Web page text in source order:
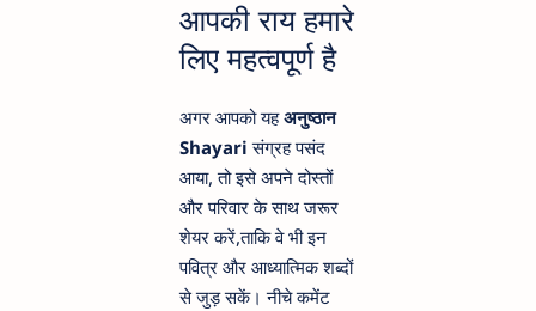
आपकी राय हमारे
लिए महत्वपूर्ण है
अगर आपको यहअनुष्ठान
Shayari संग्रह पसंद
आया, तो इसे अपने दोस्तों
और परिवार के साथ जरूर
शेयर करें,ताकि वे भी इन
पवित्र और आध्यात्मिक शब्दों
से जुड़ सकें। नीचे कमेंट